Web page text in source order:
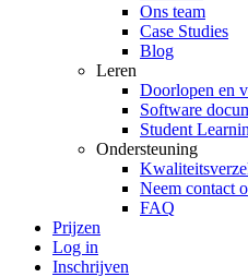
Ons team
Case Studies
Blog
Leren
Doorlopen en
Software
Student
Ondersteuning
Neem contact
FAQ
Prijzen
Log in
Inschrijven